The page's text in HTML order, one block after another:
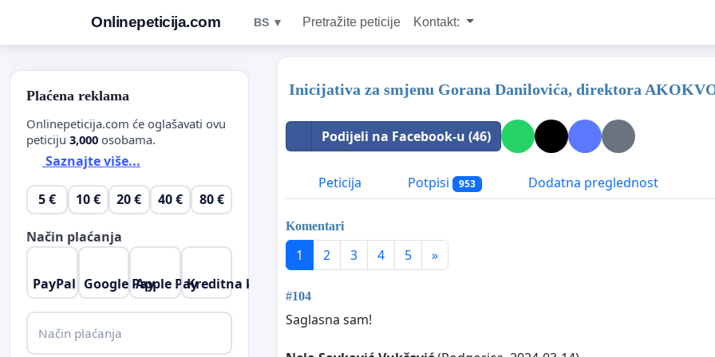
Onlinepeticija.com BS ▼ Pretražite peticije Kontakt:
Inicijativa za smjenu Gorana Danilovića, direktora
Podijeli na Facebook-u (46)
Peticija Potpisi 953 Dodatna preglednost
Komentari
1 2 3 4 5 »
#104
Saglasna sam!
Plaćena reklama
Onlinepeticija.com će oglašavati ovu
peticiju 3,000 osobama.
Saznajte više...
5 € 10 € 20 € 40 € 80 €
Način plaćanja
PayPal Google PayApple PayKreditna kartica
Način plaćanja